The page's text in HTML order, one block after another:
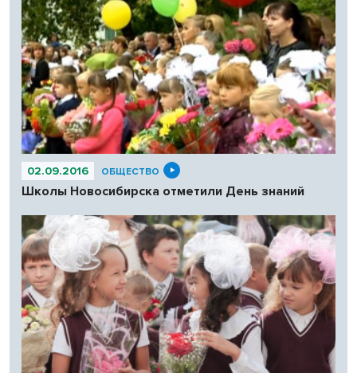
02.09.2016 ОБЩЕСТВО
Школы Новосибирска отметили День знаний